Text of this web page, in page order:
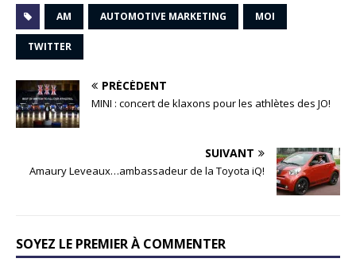
AM AUTOMOTIVE MARKETING MOI
TWITTER
PRÉCÉDENT
MINI : concert de klaxons pour les athlètes des JO!
SUIVANT
Amaury Leveaux…ambassadeur de la Toyota iQ!
SOYEZ LE PREMIER À COMMENTER